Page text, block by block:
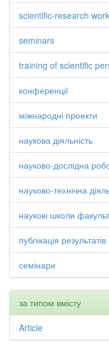
scientific-research
seminars
training of scientific
конференції
міжнародні проекти
наукова діяльність
науково-дослідна
науково-технічна
наукові школи
публікація
семінари
за типом вмісту
Article